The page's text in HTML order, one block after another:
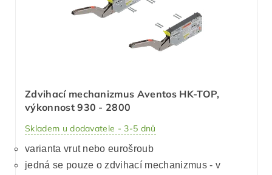
Zdvihací mechanizmus Aventos HK-TOP,
výkonnost 930 - 2800
Skladem u dodavatele - 3-5 dnů
varianta vrut nebo eurošroub
jedná se pouze o zdvihací mechanizmus - v